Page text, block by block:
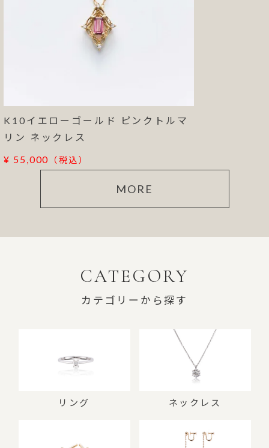
K10イエローゴールド ピンクトルマ
リン ネックレス
¥ 55,000 （税込）
MORE
CATEGORY
カテゴリーから探す
リング ネックレス